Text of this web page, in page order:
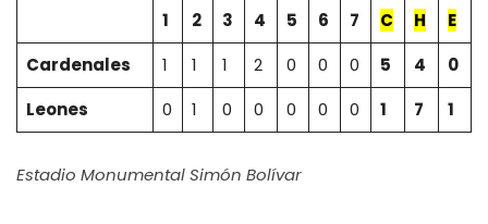
1 2 3 4 5 6 7 C H
E
Cardenales
1 1 1 2 0 0 0 5 4
0
Leones
0 1 0 0 0 0 0 1 7 1
Estadio Monumental Simón Bolívar